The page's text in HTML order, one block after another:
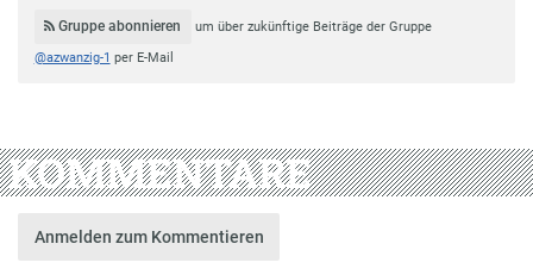
Gruppe abonnieren
um über zukünftige Beiträge der Gruppe
@azwanzig-1 per E-Mail
KOMMENTARE
Anmelden zum Kommentieren